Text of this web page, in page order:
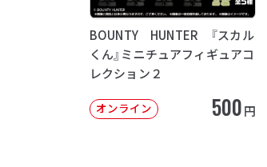
BOUNTY HUNTER 『スカル
くん』ミニチュアフィギュアコ
レクション２
オンライン 500円